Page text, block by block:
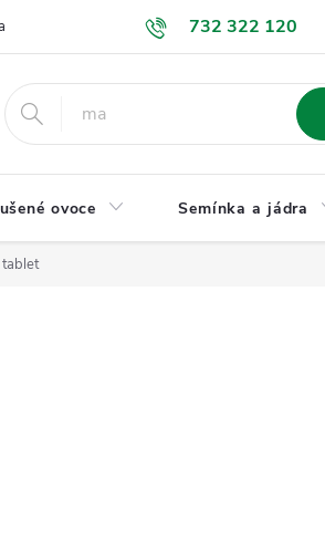
732 322 120
GDPR a ochrana osobních údajů Jak
ovoce Semínka a jádra